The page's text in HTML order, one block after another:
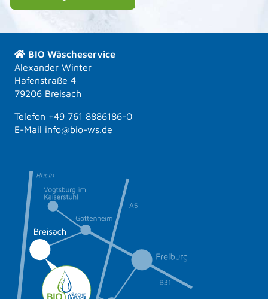
BIO Wäscheservice
Alexander Winter
Hafenstraße 4
79206 Breisach
Telefon +49 761 8886186-0
E-Mail info@bio-ws.de